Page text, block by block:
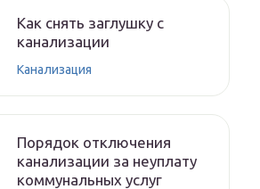
Как снять заглушку с
канализации
Канализация
Порядок отключения
канализации за неуплату
коммунальных услуг